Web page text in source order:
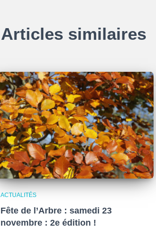
Articles similaires
ACTUALITÉS
Fête de l’Arbre : samedi 23
novembre : 2e édition !